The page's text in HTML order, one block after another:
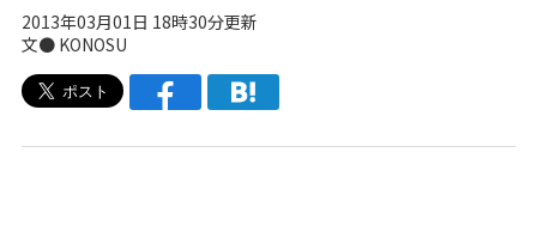
2013年03月01日 18時30分更新
文● KONOSU